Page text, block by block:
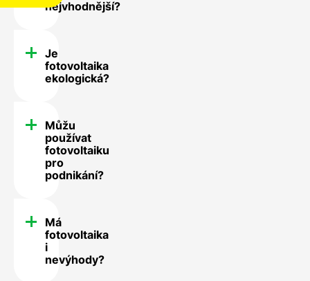
nejvhodnější?
Je
fotovoltaika
ekologická?
Můžu
používat
fotovoltaiku
pro
podnikání?
Má
fotovoltaika
i
nevýhody?